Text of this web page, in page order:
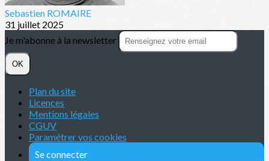
Sebastien ROMAIRE
31 juillet 2025
Je m'abonne à la newsletter
OK
Plan du site
Licences
Mentions légales
CGUV
Paramétrer vos cookies
Se connecter